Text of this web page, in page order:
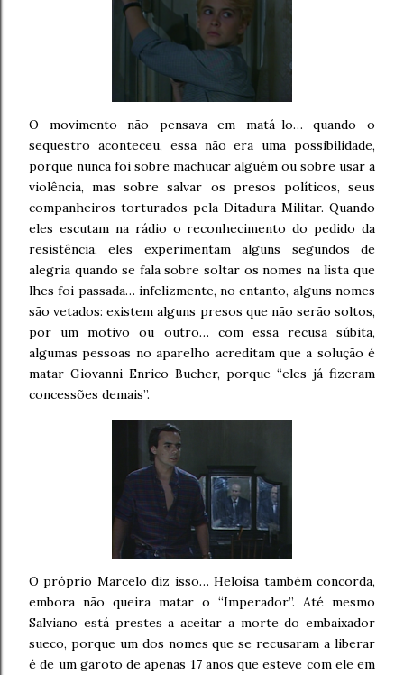
O movimento não pensava em matá-lo… quando o
sequestro aconteceu, essa não era uma possibilidade,
porque nunca foi sobre machucar alguém ou sobre usar a
violência, mas sobre salvar os presos políticos, seus
companheiros torturados pela Ditadura Militar. Quando
eles escutam na rádio o reconhecimento do pedido da
resistência, eles experimentam alguns segundos de
alegria quando se fala sobre soltar os nomes na lista que
lhes foi passada… infelizmente, no entanto, alguns nomes
são vetados: existem alguns presos que não serão soltos,
por um motivo ou outro… com essa recusa súbita,
algumas pessoas no aparelho acreditam que a solução é
matar Giovanni Enrico Bucher, porque “eles já fizeram
concessões demais”.
O próprio Marcelo diz isso… Heloísa também concorda,
embora não queira matar o “Imperador”. Até mesmo
Salviano está prestes a aceitar a morte do embaixador
sueco, porque um dos nomes que se recusaram a liberar
é de um garoto de apenas 17 anos que esteve com ele em